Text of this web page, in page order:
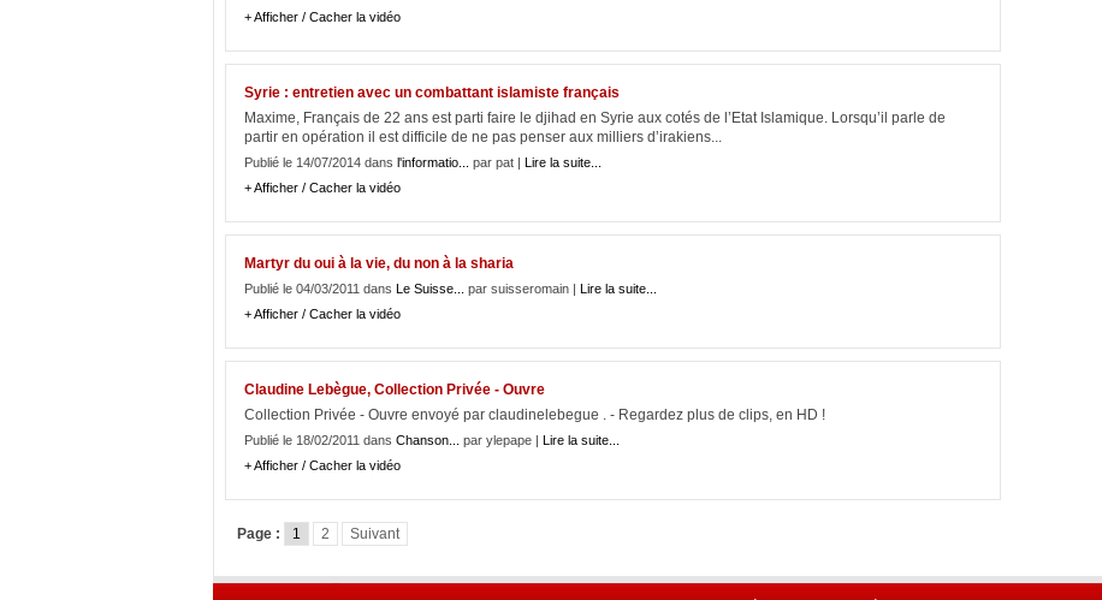
+ Afficher / Cacher la vidéo
Syrie : entretien avec un combattant islamiste français
Maxime, Français de 22 ans est parti faire le djihad en Syrie aux cotés de l’Etat Islamique. Lorsqu’il parle de
partir en opération il est difficile de ne pas penser aux milliers d’irakiens...
Publié le 14/07/2014 dans l'informatio... par pat | Lire la suite...
+ Afficher / Cacher la vidéo
Martyr du oui à la vie, du non à la sharia
Publié le 04/03/2011 dans Le Suisse... par suisseromain | Lire la suite...
+ Afficher / Cacher la vidéo
Claudine Lebègue, Collection Privée - Ouvre
Collection Privée - Ouvre envoyé par claudinelebegue . - Regardez plus de clips, en HD !
Publié le 18/02/2011 dans Chanson... par ylepape | Lire la suite...
+ Afficher / Cacher la vidéo
Page : 1 2 Suivant